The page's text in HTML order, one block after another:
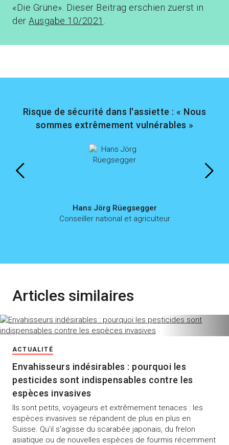
«Die Grüne». Dieser Beitrag erschien zuerst in
der Ausgabe 10/2021
Risque de sécurité dans l'assiette : « Nous
sommes extrêmement vulnérables »
Hans Jörg Rüegsegger
Conseiller national et agriculteur
Articles similaires
ACTUALITÉ
Envahisseurs indésirables : pourquoi les
pesticides sont indispensables contre les
espèces invasives
Ils sont petits, voyageurs et extrêmement tenaces : les
espèces invasives se répandent de plus en plus en
Suisse. Qu’il s’agisse du scarabée japonais, du frelon
asiatique ou de nouvelles espèces de fourmis récemment